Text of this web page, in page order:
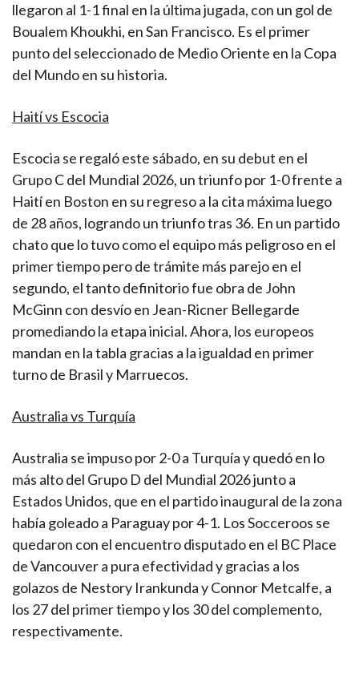
llegaron al 1-1 final en la última jugada, con un gol de
Boualem Khoukhi, en San Francisco. Es el primer
punto del seleccionado de Medio Oriente en la Copa
del Mundo en su historia.
Haití vs Escocia
Escocia se regaló este sábado, en su debut en el
Grupo C del Mundial 2026, un triunfo por 1-0 frente a
Haití en Boston en su regreso a la cita máxima luego
de 28 años, logrando un triunfo tras 36. En un partido
chato que lo tuvo como el equipo más peligroso en el
primer tiempo pero de trámite más parejo en el
segundo, el tanto definitorio fue obra de John
McGinn con desvío en Jean-Ricner Bellegarde
promediando la etapa inicial. Ahora, los europeos
mandan en la tabla gracias a la igualdad en primer
turno de Brasil y Marruecos.
Australia vs Turquía
Australia se impuso por 2-0 a Turquía y quedó en lo
más alto del Grupo D del Mundial 2026 junto a
Estados Unidos, que en el partido inaugural de la zona
había goleado a Paraguay por 4-1. Los Socceroos se
quedaron con el encuentro disputado en el BC Place
de Vancouver a pura efectividad y gracias a los
golazos de Nestory Irankunda y Connor Metcalfe, a
los 27 del primer tiempo y los 30 del complemento,
respectivamente.